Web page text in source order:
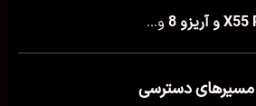
و...
دسترسی